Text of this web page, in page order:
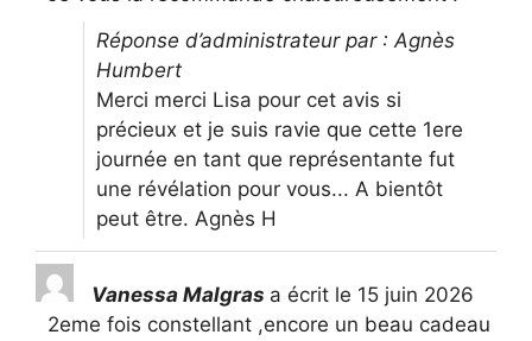
Réponse d’administrateur par : Agnès
Humbert
Merci merci Lisa pour cet avis si
précieux et je suis ravie que cette 1ere
journée en tant que représentante fut
une révélation pour vous... A bientôt
peut être. Agnès H
Vanessa Malgras a écrit le 15 juin 2026
2eme fois constellant ,encore un beau cadeau